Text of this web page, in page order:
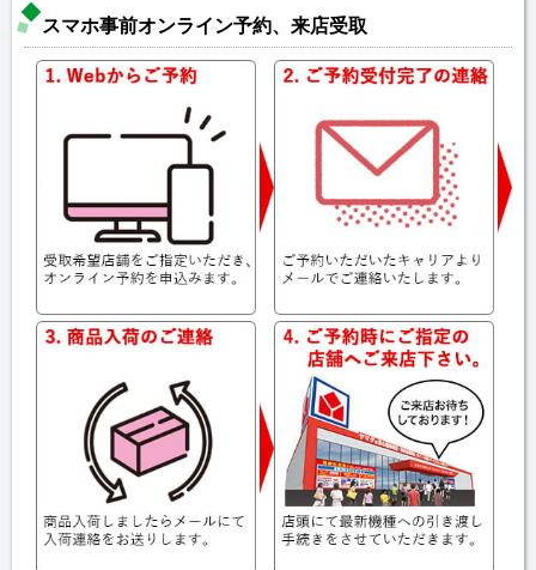
スマホ事前オンライン予約、来店受取